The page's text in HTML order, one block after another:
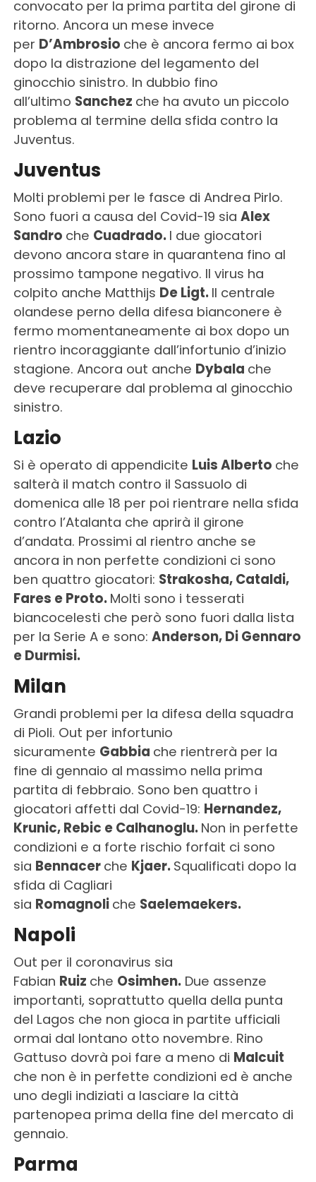
convocato per la prima partita del girone di
ritorno. Ancora un mese invece
per D’Ambrosio che è ancora fermo ai box
dopo la distrazione del legamento del
ginocchio sinistro. In dubbio fino
all’ultimo Sanchez che ha avuto un piccolo
problema al termine della sfida contro la
Juventus.
Juventus
Molti problemi per le fasce di Andrea Pirlo.
Sono fuori a causa del Covid-19 sia Alex
Sandro che Cuadrado. I due giocatori
devono ancora stare in quarantena fino al
prossimo tampone negativo. Il virus ha
colpito anche Matthijs De Ligt. Il centrale
olandese perno della difesa bianconere è
fermo momentaneamente ai box dopo un
rientro incoraggiante dall’infortunio d’inizio
stagione. Ancora out anche Dybala che
deve recuperare dal problema al ginocchio
sinistro.
Lazio
Si è operato di appendicite Luis Alberto che
salterà il match contro il Sassuolo di
domenica alle 18 per poi rientrare nella sfida
contro l’Atalanta che aprirà il girone
d’andata. Prossimi al rientro anche se
ancora in non perfette condizioni ci sono
ben quattro giocatori: Strakosha, Cataldi,
Fares e Proto. Molti sono i tesserati
biancocelesti che però sono fuori dalla lista
per la Serie A e sono: Anderson, Di Gennaro
e Durmisi.
Milan
Grandi problemi per la difesa della squadra
di Pioli. Out per infortunio
sicuramente Gabbia che rientrerà per la
fine di gennaio al massimo nella prima
partita di febbraio. Sono ben quattro i
giocatori affetti dal Covid-19: Hernandez,
Krunic, Rebic e Calhanoglu. Non in perfette
condizioni e a forte rischio forfait ci sono
sia Bennacer che Kjaer. Squalificati dopo la
sfida di Cagliari
sia Romagnoli che Saelemaekers.
Napoli
Out per il coronavirus sia
Fabian Ruiz che Osimhen. Due assenze
importanti, soprattutto quella della punta
del Lagos che non gioca in partite ufficiali
ormai dal lontano otto novembre. Rino
Gattuso dovrà poi fare a meno di Malcuit
che non è in perfette condizioni ed è anche
uno degli indiziati a lasciare la città
partenopea prima della fine del mercato di
gennaio.
Parma